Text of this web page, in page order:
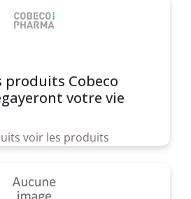
produits Cobeco
votre vie
voir les produits